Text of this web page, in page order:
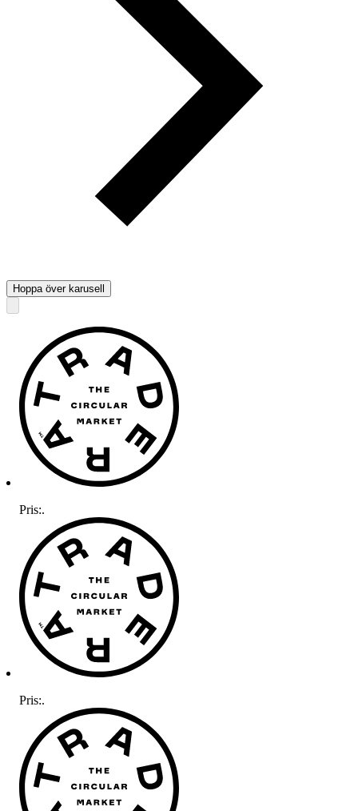
Hoppa över karusell
Pris:.
Pris:.